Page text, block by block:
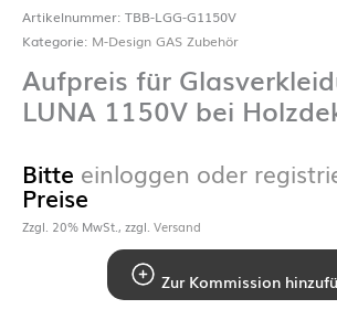
Artikelnummer: TBB-LGG-G1150V
Kategorie: M-Design GAS Zubehör
Aufpreis für
LUNA 1150V bei
Bitte einloggen oder
Preise
Zzgl. 20% MwSt., zzgl. Versand
Zur Kommission